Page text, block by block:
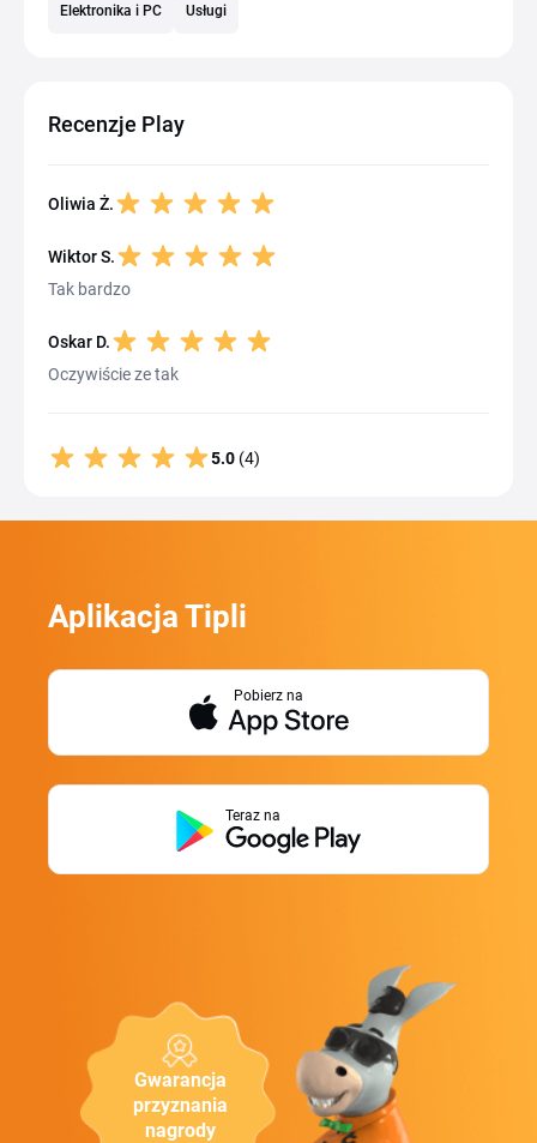
Elektronika i PC Usługi
Recenzje Play
Oliwia Ż.
Wiktor S.
Tak bardzo
Oskar D.
Oczywiście ze tak
5.0 (4)
Gwarancja
przyznania
nagrody
Aplikacja Tipli
Pobierz na
Teraz na